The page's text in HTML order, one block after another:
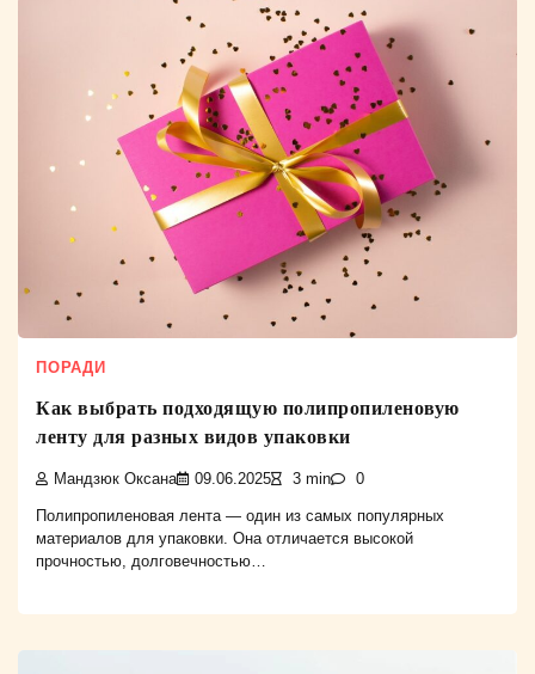
ПОРАДИ
Как выбрать подходящую полипропиленовую
ленту для разных видов упаковки
Мандзюк Оксана 09.06.2025 3 min 0
Полипропиленовая лента — один из самых популярных
материалов для упаковки. Она отличается высокой
прочностью, долговечностью…